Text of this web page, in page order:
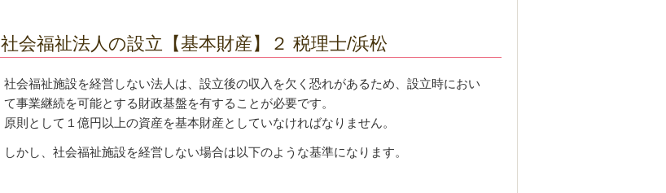
社会福祉法人の設立【基本財産】２ 税理士/浜松
社会福祉施設を経営しない法人は、設立後の収入を欠く恐れがあるため、設立時におい
て事業継続を可能とする財政基盤を有することが必要です。
原則として１億円以上の資産を基本財産としていなければなりません。
しかし、社会福祉施設を経営しない場合は以下のような基準になります。